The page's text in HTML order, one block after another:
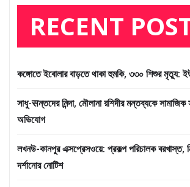
RECENT
কঙ্গোতে ইবোলার বাড়তে থাকা হুমকি, ৩৩০ শিশুর মৃত্যু:
সাধু-सন্তদের নিন্দা, মৌলানা রশিদীর মন্তব্যকে সামাজিক
অভিযোগ
লখনউ-কানপুর এক্সপ্রেসওয়ে: প্রকল্প পরিচালক বরখাস্ত,
দর্শানোর নোটিশ